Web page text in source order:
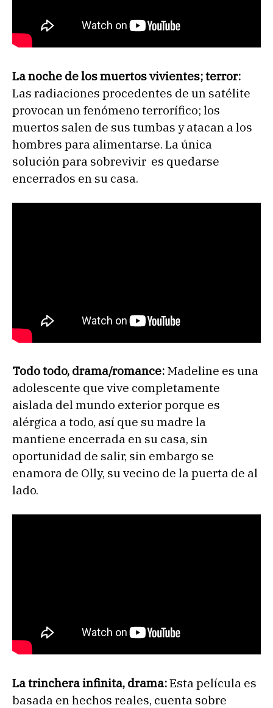
La noche de los muertos vivientes; terror:
Las radiaciones procedentes de un satélite
provocan un fenómeno terrorífico; los
muertos salen de sus tumbas y atacan a los
hombres para alimentarse. La única
solución para sobrevivir es quedarse
encerrados en su casa.
Todo todo, drama/romance: Madeline es una
adolescente que vive completamente
aislada del mundo exterior porque es
alérgica a todo, así que su madre la
mantiene encerrada en su casa, sin
oportunidad de salir, sin embargo se
enamora de Olly, su vecino de la puerta de al
lado.
La trinchera infinita, drama:Esta película es
basada en hechos reales, cuenta sobre